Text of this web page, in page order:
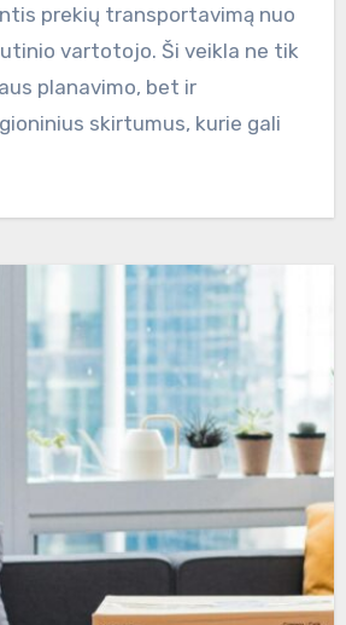
prekių transportavimą nuo
vartotojo. Ši veikla ne tik
planavimo, bet ir
skirtumus, kurie gali